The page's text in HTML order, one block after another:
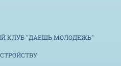
КЛУБ "ДАЕШЬ МОЛОДЕЖЬ"